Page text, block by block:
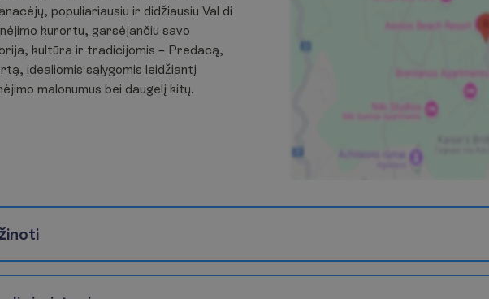
populiariausiu ir didžiausiu Val di
kurortu, garsėjančiu savo
kultūra ir tradicijomis – Predacą,
idealiomis sąlygomis leidžiantį
malonumus bei daugelį kitų.
inoti